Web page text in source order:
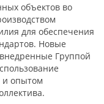
объектов во
для обеспечения
Новые
Группой
и опытом